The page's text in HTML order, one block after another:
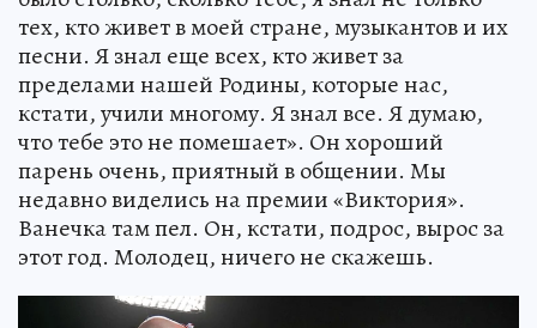
тех, кто живет в моей стране, музыкантов и их
песни. Я знал еще всех, кто живет за
пределами нашей Родины, которые нас,
кстати, учили многому. Я знал все. Я думаю,
что тебе это не помешает». Он хороший
парень очень, приятный в общении. Мы
недавно виделись на премии «Виктория».
Ванечка там пел. Он, кстати, подрос, вырос за
этот год. Молодец, ничего не скажешь.